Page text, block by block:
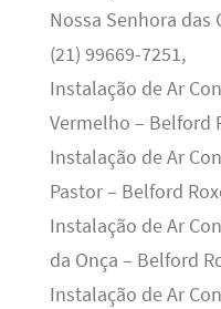
Nossa Senhora das
(21) 99669-7251,
Instalação de Ar
Vermelho – Belford
Instalação de Ar
Pastor – Belford
Instalação de Ar
da Onça – Belford
Instalação de Ar